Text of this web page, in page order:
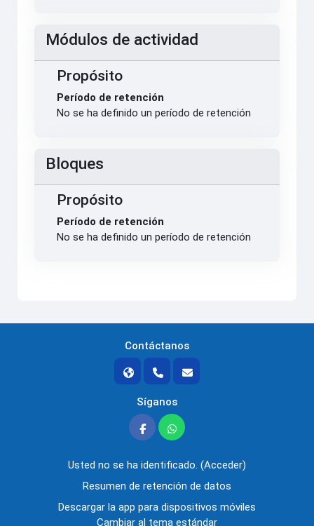
Módulos de actividad
Propósito
Período de retención
No se ha definido un período de retención
Bloques
Propósito
Período de retención
No se ha definido un período de retención
Contáctanos
Síganos
Usted no se ha identificado. (Acceder)
Resumen de retención de datos
Descargar la app para dispositivos móviles
Cambiar al tema estándar